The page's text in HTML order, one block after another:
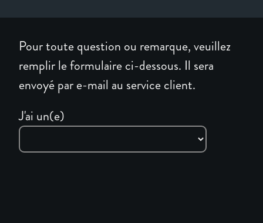
Pour toute question ou remarque, veuillez
remplir le formulaire ci-dessous. Il sera
envoyé par e-mail au service client.
J'ai un(e)